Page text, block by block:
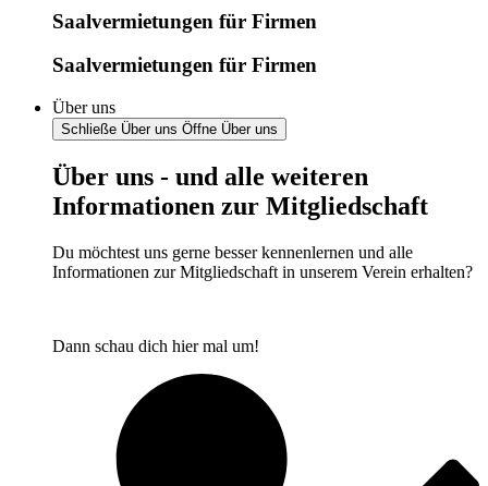
Saalvermietungen für Firmen
Saalvermietungen für Firmen
Über uns
Schließe Über uns Öffne Über uns
Über uns - und alle weiteren
Informationen zur Mitgliedschaft
Du möchtest uns gerne besser kennenlernen und alle
Informationen zur Mitgliedschaft in unserem Verein erhalten?
Dann schau dich hier mal um!